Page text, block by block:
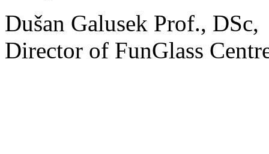
Dušan Galusek Prof., DSc,
Director of FunGlass